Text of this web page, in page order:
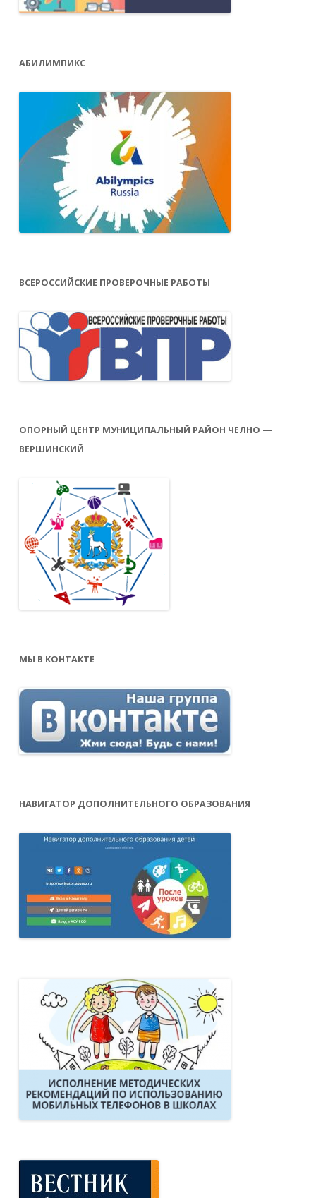
АБИЛИМПИКС
ВСЕРОССИЙСКИЕ ПРОВЕРОЧНЫЕ РАБОТЫ
ОПОРНЫЙ ЦЕНТР МУНИЦИПАЛЬНЫЙ РАЙОН ЧЕЛНО —
ВЕРШИНСКИЙ
МЫ В КОНТАКТЕ
НАВИГАТОР ДОПОЛНИТЕЛЬНОГО ОБРАЗОВАНИЯ